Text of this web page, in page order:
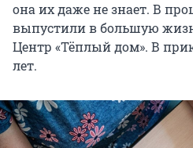
она их даже не знает. В
выпустили в большую
Центр «Тёплый дом». В
лет.